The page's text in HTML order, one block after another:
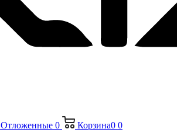
Отложенные 0 Корзина0 0